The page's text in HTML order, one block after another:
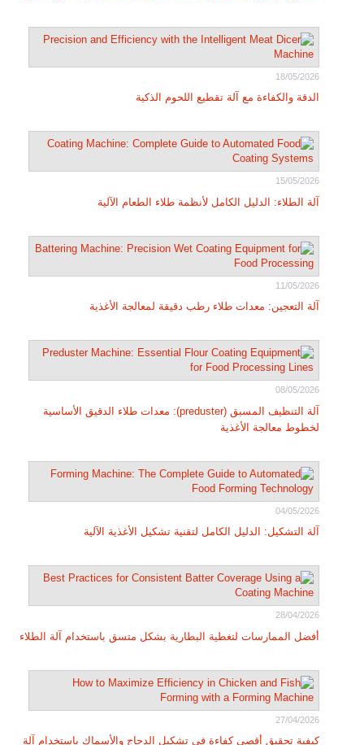
18/05/2026
الدقة والكفاءة مع آلة تقطيع اللحوم الذكية
15/05/2026
آلة الطلاء: الدليل الكامل لأنظمة طلاء الطعام الآلية
11/05/2026
آلة التعجين: معدات طلاء رطب دقيقة لمعالجة الأغذية
08/05/2026
آلة التنظيف المسبق (preduster): معدات طلاء الدقيق الأساسية
لخطوط معالجة الأغذية
04/05/2026
آلة التشكيل: الدليل الكامل لتقنية تشكيل الأغذية الآلية
28/04/2026
أفضل الممارسات لتغطية البطارية بشكل متسق باستخدام آلة الطلاء
27/04/2026
كيفية تحقيق أقصى كفاءة في تشكيل الدجاج والأسماك باستخدام آلة